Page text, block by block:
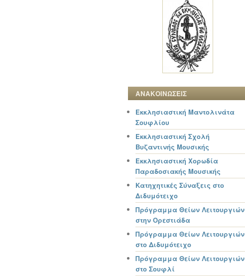
ΑΝΑΚΟΙΝΩΣΕΙΣ
Εκκλησιαστική Μαντολινάτα
Σουφλίου
Εκκλησιαστική Σχολή
Βυζαντινής Μουσικής
Εκκλησιαστική Χορωδία
Παραδοσιακής Μουσικής
Κατηχητικές Σύναξεις στο
Διδυμότειχο
Πρόγραμμα Θείων Λειτουργιών
στην Ορεστιάδα
Πρόγραμμα Θείων Λειτουργιών
στο Διδυμότειχο
Πρόγραμμα Θείων Λειτουργιών
στο Σουφλί